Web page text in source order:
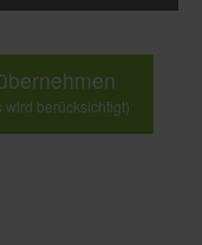
wird berücksichtigt)